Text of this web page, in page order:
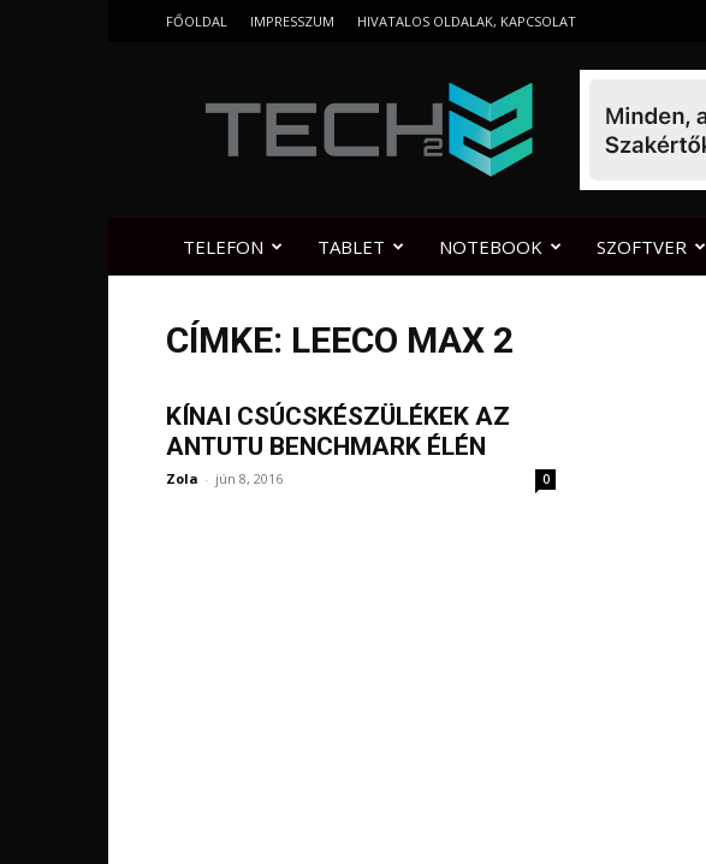
FŐOLDAL IMPRESSZUM HIVATALOS OLDALAK, KAPCSOLAT
TELEFON TABLET NOTEBOOK SZOFTVER
CÍMKE: LEECO MAX 2
KÍNAI CSÚCSKÉSZÜLÉKEK AZ
ANTUTU BENCHMARK ÉLÉN
Zola - jún 8, 2016 0